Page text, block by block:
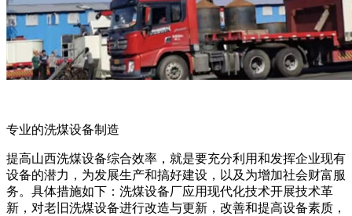
专业的洗煤设备制造
提高山西洗煤设备综合效率，就是要充分利用和发挥企业现有
设备的潜力，为发展生产和搞好建设，以及为增加社会财富服
务。具体措施如下：洗煤设备厂应用现代化技术开展技术革
新，对老旧洗煤设备进行改造与更新，改善和提高设备素质，